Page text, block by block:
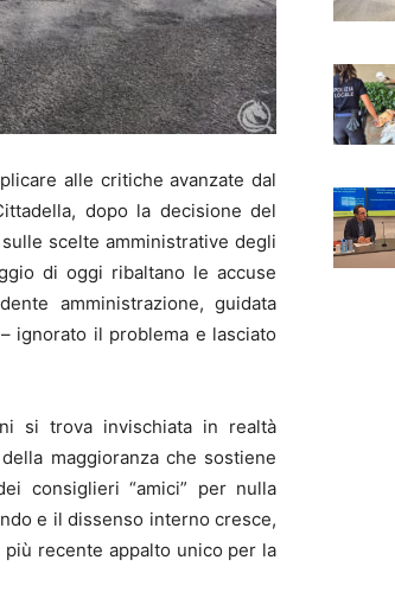
alle critiche avanzate dal
dopo la decisione del
scelte amministrative degli
di oggi ribaltano le accuse
amministrazione, guidata
ignorato il problema e lasciato
si trova invischiata in realtà
maggioranza che sostiene
consiglieri “amici” per nulla
e il dissenso interno cresce,
recente appalto unico per la